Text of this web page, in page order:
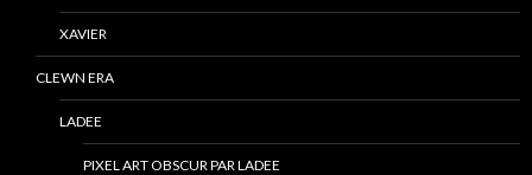
XAVIER
CLEWN ERA
LADEE
PIXEL ART OBSCUR PAR LADEE